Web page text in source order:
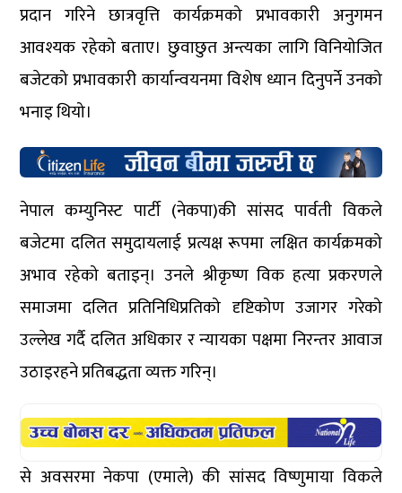
प्रदान गरिने छात्रवृत्ति कार्यक्रमको प्रभावकारी अनुगमन
आवश्यक रहेको बताए। छुवाछुत अन्त्यका लागि विनियोजित
बजेटको प्रभावकारी कार्यान्वयनमा विशेष ध्यान दिनुपर्ने उनको
भनाइ थियो।
नेपाल कम्युनिस्ट पार्टी (नेकपा)की सांसद पार्वती विकले
बजेटमा दलित समुदायलाई प्रत्यक्ष रूपमा लक्षित कार्यक्रमको
अभाव रहेको बताइन्। उनले श्रीकृष्ण विक हत्या प्रकरणले
समाजमा दलित प्रतिनिधिप्रतिको दृष्टिकोण उजागर गरेको
उल्लेख गर्दै दलित अधिकार र न्यायका पक्षमा निरन्तर आवाज
उठाइरहने प्रतिबद्धता व्यक्त गरिन्।
से अवसरमा नेकपा (एमाले) की सांसद विष्णुमाया विकले